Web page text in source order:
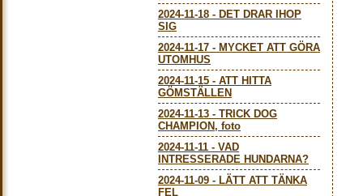
2024-11-18 - DET DRAR IHOP
SIG
2024-11-17 - MYCKET ATT GÖRA
UTOMHUS
2024-11-15 - ATT HITTA
GÖMSTÄLLEN
2024-11-13 - TRICK DOG
CHAMPION, foto
2024-11-11 - VAD
INTRESSERADE HUNDARNA?
2024-11-09 - LÄTT ATT TÄNKA
FEL